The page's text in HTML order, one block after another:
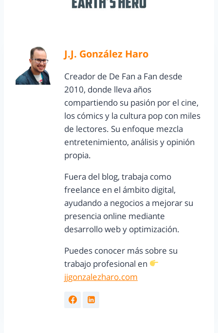
J.J. González Haro
Creador de De Fan a Fan desde
2010, donde lleva años
compartiendo su pasión por el cine,
los cómics y la cultura pop con miles
de lectores. Su enfoque mezcla
entretenimiento, análisis y opinión
propia.
Fuera del blog, trabaja como
freelance en el ámbito digital,
ayudando a negocios a mejorar su
presencia online mediante
desarrollo web y optimización.
Puedes conocer más sobre su
trabajo profesional en
jjgonzalezharo.com